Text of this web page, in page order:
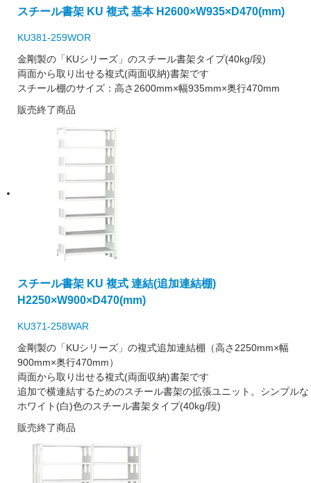
スチール書架 KU 複式 基本 H2600×W935×D470(mm)
KU381-259WOR
金剛製の「KUシリーズ」のスチール書架タイプ(40kg/段)
両面から取り出せる複式(両面収納)書架です
スチール棚のサイズ：高さ2600mm×幅935mm×奥行470mm
販売終了商品
スチール書架 KU 複式 連結(追加連結棚)
H2250×W900×D470(mm)
KU371-258WAR
金剛製の「KUシリーズ」の複式追加連結棚（高さ2250mm×幅
900mm×奥行470mm）
両面から取り出せる複式(両面収納)書架です
追加で横連結するためのスチール書架の拡張ユニット。シンプルな
ホワイト(白)色のスチール書架タイプ(40kg/段)
販売終了商品